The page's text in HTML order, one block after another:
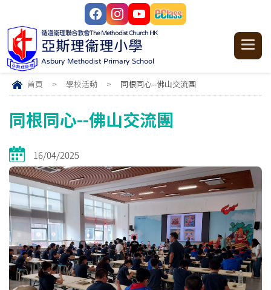
循道衞理聯合教會The Methodist Church HK
亞斯理衞理小學
Asbury Methodist Primary School
首頁 > 學校活動 > 同根同心--佛山交流團
同根同心--佛山交流團
16/04/2025